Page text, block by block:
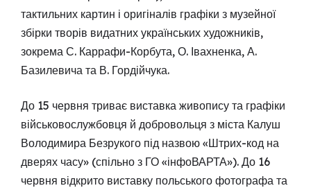
тактильних картин і оригіналів графіки з музейної
збірки творів видатних українських художників,
зокрема С. Каррафи-Корбута, О. Івахненка, А.
Базилевича та В. Гордійчука.
До 15 червня триває виставка живопису та графіки
військовослужбовця й добровольця з міста Калуш
Володимира Безрукого під назвою «Штрих-код на
дверях часу» (спільно з ГО «інфоВАРТА»). До 16
червня відкрито виставку польського фотографа та